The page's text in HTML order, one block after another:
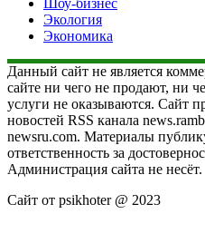
Шоу-бизнес
Экология
Экономика
Данный сайт не является
сайте ни чего не продают, ни
услуги не оказываются. Сайт
новостей RSS канала
newsru.com. Материалы
ответственность за
Администрация сайта не несёт.
Сайт от psikhoter @ 2023